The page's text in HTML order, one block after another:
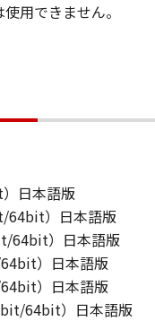
用できません。
日本語版
64bit）日本語版
64bit）日本語版
）日本語版
）日本語版
64bit）日本語版